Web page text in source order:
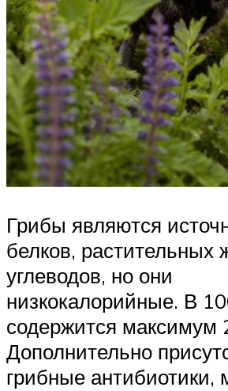
Грибы являются
белков, растительных
углеводов, но они
низкокалорийные. В
содержится максимум
Дополнительно
грибные антибиотики,